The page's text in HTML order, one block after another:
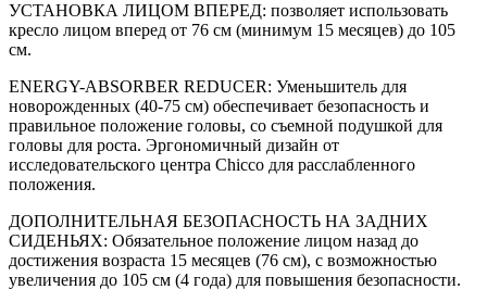
УСТАНОВКА ЛИЦОМ ВПЕРЕД: позволяет использовать
кресло лицом вперед от 76 см (минимум 15 месяцев) до 105
см.
ENERGY-ABSORBER REDUCER: Уменьшитель для
новорожденных (40-75 см) обеспечивает безопасность и
правильное положение головы, со съемной подушкой для
головы для роста. Эргономичный дизайн от
исследовательского центра Chicco для расслабленного
положения.
ДОПОЛНИТЕЛЬНАЯ БЕЗОПАСНОСТЬ НА ЗАДНИХ
СИДЕНЬЯХ: Обязательное положение лицом назад до
достижения возраста 15 месяцев (76 см), с возможностью
увеличения до 105 см (4 года) для повышения безопасности.